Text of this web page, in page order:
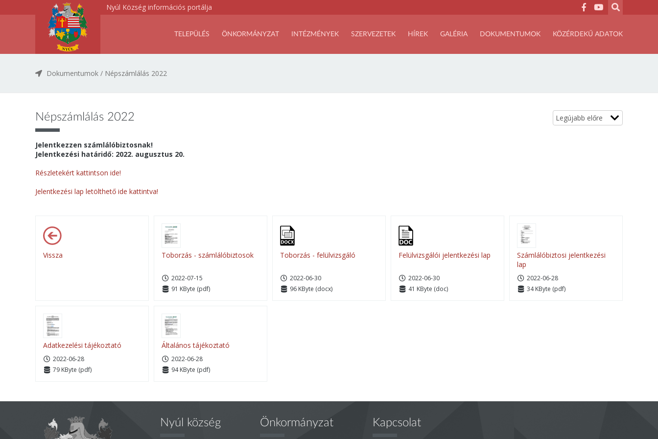
Nyúl Község információs portálja
TELEPÜLÉS ÖNKORMÁNYZAT INTÉZMÉNYEK SZERVEZETEK HÍREK GALÉRIA DOKUMENTUMOK KÖZÉRDEKŰ ADATOK
Dokumentumok / Népszámlálás 2022
Népszámlálás 2022
Jelentkezzen számlálóbiztosnak!
Jelentkezési határidő: 2022. augusztus 20.
Részletekért kattintson ide!
Jelentkezési lap letölthető ide kattintva!
Vissza Toborzás - számlálóbiztosok
2022-07-15
91 KByte (pdf)
Toborzás - felülvizsgáló
2022-06-30
96 KByte (docx)
Felülvizsgálói jelentkezési lap
2022-06-30
41 KByte (doc)
Számlálóbiztosi jelentkezési
lap
2022-06-28
34 KByte (pdf)
Adatkezelési tájékoztató
2022-06-28
79 KByte (pdf)
Általános tájékoztató
2022-06-28
94 KByte (pdf)
Nyúl község Önkormányzat Kapcsolat